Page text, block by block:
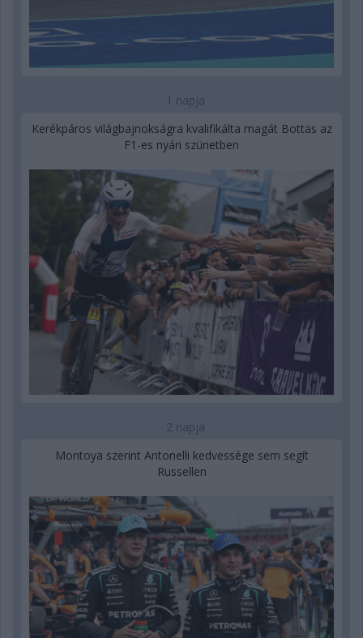
1 napja
Kerékpáros világbajnokságra kvalifikálta magát Bottas az
F1-es nyári szünetben
2 napja
Montoya szerint Antonelli kedvessége sem segít
Russellen